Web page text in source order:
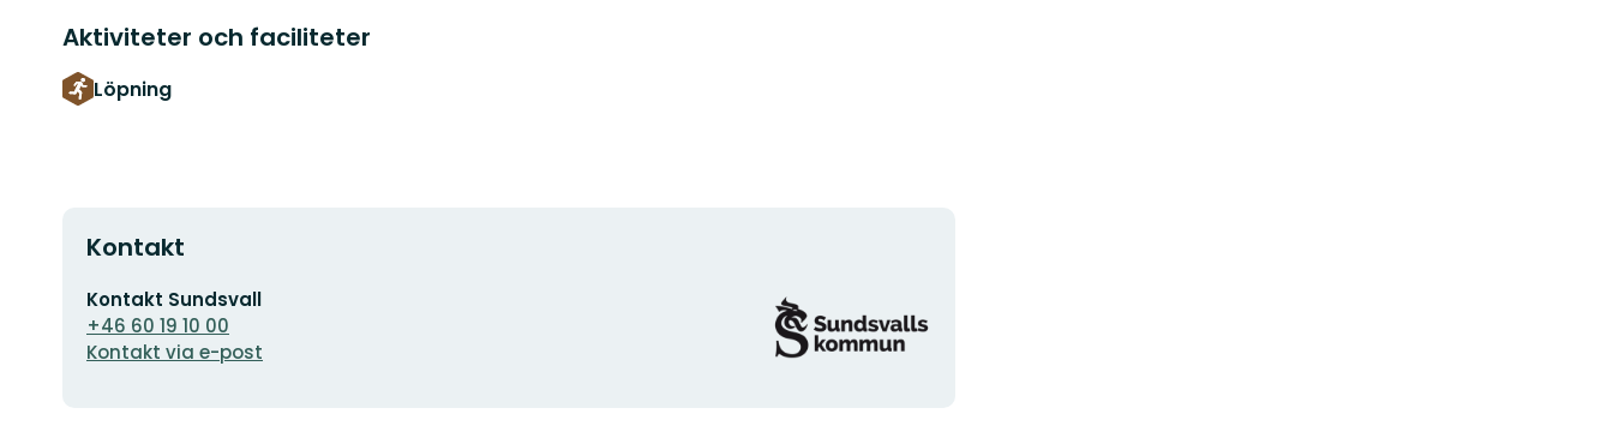
Aktiviteter och faciliteter
Löpning
Kontakt
E-
postadress
Kontakt Sundsvall
+46 60 19 10 00
Kontakt via e-post
Organisationens
logotyp